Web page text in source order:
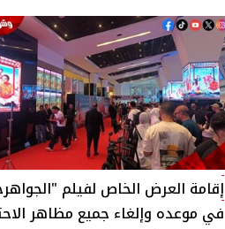
إقامة العرض الخاص لفيلم
في موعده وإلغاء جميع مظاهر